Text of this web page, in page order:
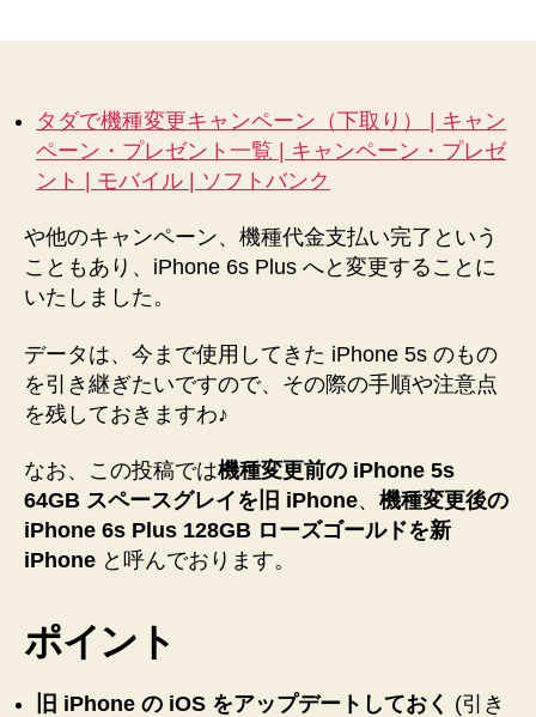
6s
Plus
へ
す
て
の
タ
を
引
き
ぐ
手
順
【iTunes】
タダで機種変更キャンペーン（下取り） | キャン
ペーン・プレゼント一覧 | キャンペーン・プレゼ
ント | モバイル | ソフトバンク
や他のキャンペーン、機種代金支払い完了という
こともあり、iPhone 6s Plus へと変更することに
いたしました。
データは、今まで使用してきた iPhone 5s のもの
を引き継ぎたいですので、その際の手順や注意点
を残しておきますわ♪
なお、この投稿では機種変更前の iPhone 5s
64GB スペースグレイを旧 iPhone、 機種変更後の
iPhone 6s Plus 128GB ローズゴールドを新
iPhone と呼んでおります。
ポイント
旧 iPhone の iOS をアップデートしておく (引き